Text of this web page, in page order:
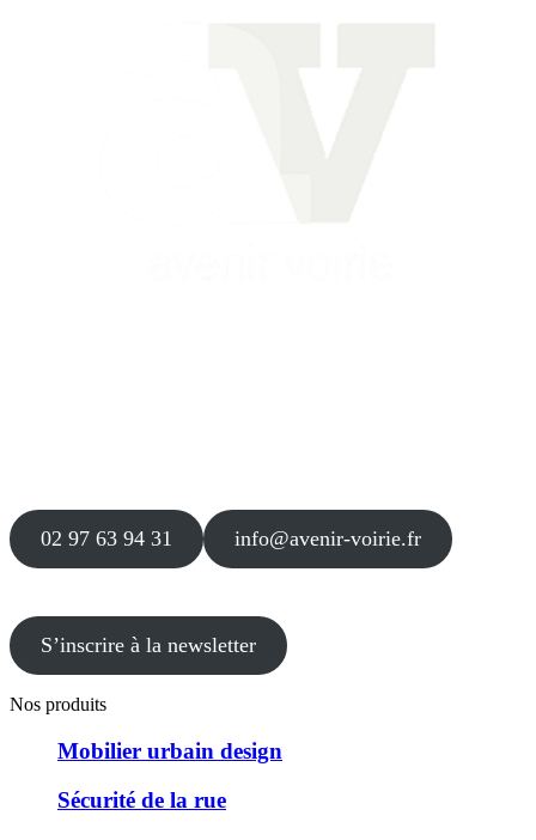
02 97 63 94 31 info@avenir-voirie.fr
S’inscrire à la newsletter
Nos produits
Mobilier urbain design
Sécurité de la rue